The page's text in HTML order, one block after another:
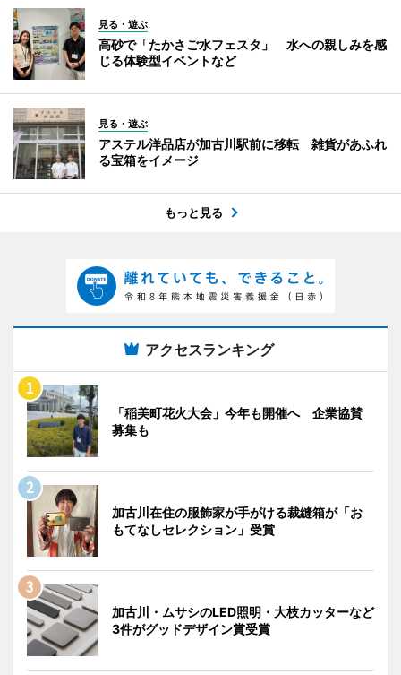
見る・遊ぶ
高砂で「たかさご水フェスタ」 水への親しみを感
じる体験型イベントなど
見る・遊ぶ
アステル洋品店が加古川駅前に移転 雑貨があふれ
る宝箱をイメージ
もっと見る
アクセスランキング
「稲美町花火大会」今年も開催へ 企業協賛
募集も
加古川在住の服飾家が手がける裁縫箱が「お
もてなしセレクション」受賞
加古川・ムサシのLED照明・大枝カッターなど
3件がグッドデザイン賞受賞